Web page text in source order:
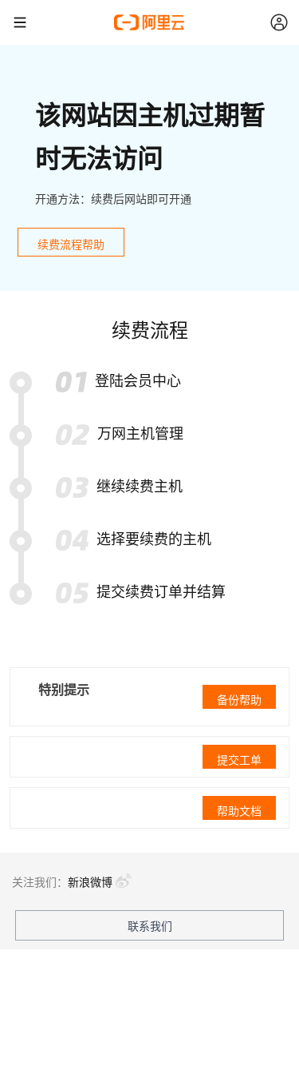
该网站因主机过期暂
时无法访问
开通方法：续费后网站即可开通
续费流程帮助
续费流程
登陆会员中心
万网主机管理
继续续费主机
选择要续费的主机
提交续费订单并结算
特别提示
备份帮助
提交工单
帮助文档